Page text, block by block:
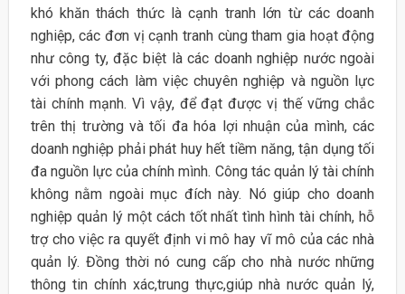
khó khăn thách thức là cạnh tranh lớn từ các doanh
nghiệp, các đơn vị cạnh tranh cùng tham gia hoạt động
như công ty, đặc biệt là các doanh nghiệp nước ngoài
với phong cách làm việc chuyên nghiệp và nguồn lực
tài chính mạnh. Vì vậy, để đạt được vị thế vững chắc
trên thị trường và tối đa hóa lợi nhuận của mình, các
doanh nghiệp phải phát huy hết tiềm năng, tận dụng tối
đa nguồn lực của chính mình. Công tác quản lý tài chính
không nằm ngoài mục đích này. Nó giúp cho doanh
nghiệp quản lý một cách tốt nhất tình hình tài chính, hỗ
trợ cho việc ra quyết định vi mô hay vĩ mô của các nhà
quản lý. Đồng thời nó cung cấp cho nhà nước những
thông tin chính xác,trung thực,giúp nhà nước quản lý,